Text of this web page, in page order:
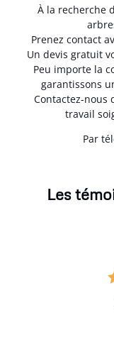
À la recherche
Prenez contact
Un devis gratuit
Peu importe la
garantissons
Contactez-nous
travail
Par
Les